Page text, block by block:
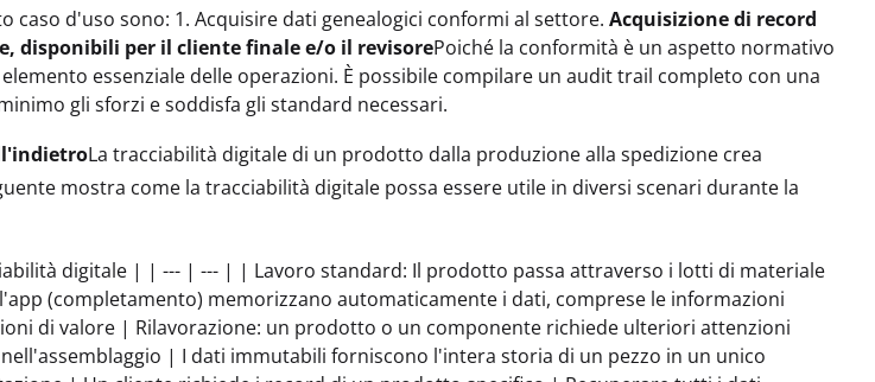
caso d'uso sono: 1. Acquisire dati genealogici conformi al settore. Acquisizione di record
disponibili per il cliente finale e/o il revisorePoiché la conformità è un aspetto normativo
essenziale delle operazioni. È possibile compilare un audit trail completo con una
gli sforzi e soddisfa gli standard necessari.
La tracciabilità digitale di un prodotto dalla produzione alla spedizione crea
mostra come la tracciabilità digitale possa essere utile in diversi scenari durante la
digitale | | --- | --- | | Lavoro standard: Il prodotto passa attraverso i lotti di materiale
(completamento) memorizzano automaticamente i dati, comprese le informazioni
di valore | Rilavorazione: un prodotto o un componente richiede ulteriori attenzioni
| I dati immutabili forniscono l'intera storia di un pezzo in un unico